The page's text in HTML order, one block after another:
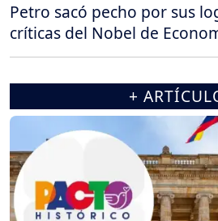
Petro sacó pecho por sus
críticas del Nobel de
+